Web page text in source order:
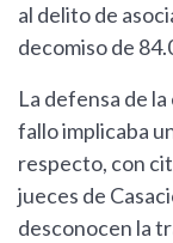
al delito de
decomiso de
La defensa de
fallo implicaba
respecto, con
jueces de
desconocen la